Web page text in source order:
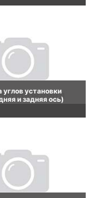
углов установки
и задняя ось)